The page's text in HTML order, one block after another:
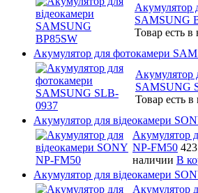
Акумулятор
SAMSUNG
Товар есть в
Акумулятор для фотокамери
Акумулятор
SAMSUNG
Товар есть
Акумулятор для відеокамери
Акумулятор
NP-FM50
наличии В
Акумулятор для відеокамери
Акумулятор